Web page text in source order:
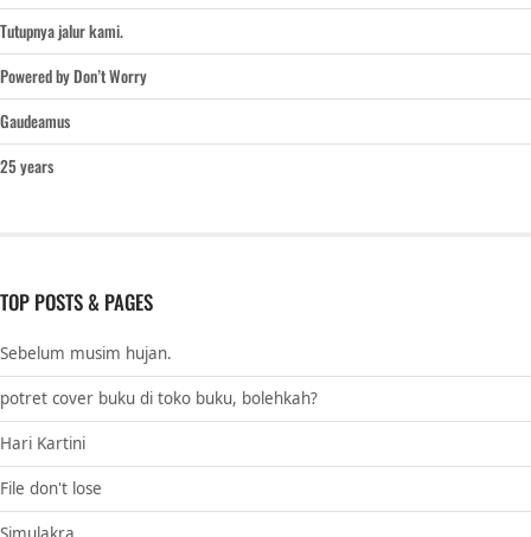
Tutupnya jalur kami.
Powered by Don’t Worry
Gaudeamus
25 years
TOP POSTS & PAGES
Sebelum musim hujan.
potret cover buku di toko buku, bolehkah?
Hari Kartini
File don't lose